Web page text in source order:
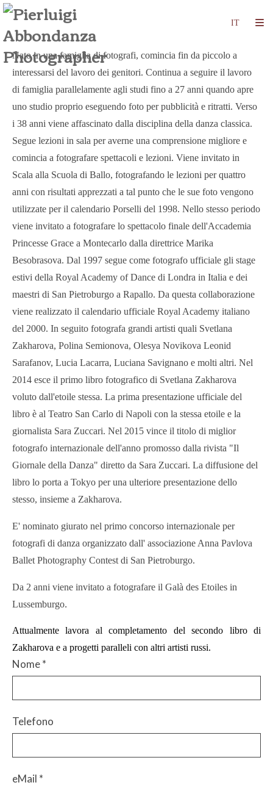
Nato in una famiglia di fotografi, comincia fin da piccolo a
interessarsi del lavoro dei genitori. Continua a seguire il lavoro
di famiglia parallelamente agli studi fino a 27 anni quando apre
uno studio proprio eseguendo foto per pubblicità e ritratti. Verso
i 38 anni viene affascinato dalla disciplina della danza classica.
Segue lezioni in sala per averne una comprensione migliore e
comincia a fotografare spettacoli e lezioni. Viene invitato in
Scala alla Scuola di Ballo, fotografando le lezioni per quattro
anni con risultati apprezzati a tal punto che le sue foto vengono
utilizzate per il calendario Porselli del 1998. Nello stesso periodo
viene invitato a fotografare lo spettacolo finale dell'Accademia
Princesse Grace a Montecarlo dalla direttrice Marika
Besobrasova. Dal 1997 segue come fotografo ufficiale gli stage
estivi della Royal Academy of Dance di Londra in Italia e dei
maestri di San Pietroburgo a Rapallo. Da questa collaborazione
viene realizzato il calendario ufficiale Royal Academy italiano
del 2000. In seguito fotografa grandi artisti quali Svetlana
Zakharova, Polina Semionova, Olesya Novikova Leonid
Sarafanov, Lucia Lacarra, Luciana Savignano e molti altri. Nel
2014 esce il primo libro fotografico di Svetlana Zakharova
voluto dall'etoile stessa. La prima presentazione ufficiale del
libro è al Teatro San Carlo di Napoli con la stessa etoile e la
giornalista Sara Zuccari. Nel 2015 vince il titolo di miglior
fotografo internazionale dell'anno promosso dalla rivista "Il
Giornale della Danza" diretto da Sara Zuccari. La diffusione del
libro lo porta a Tokyo per una ulteriore presentazione dello
stesso, insieme a Zakharova.
E' nominato giurato nel primo concorso internazionale per
fotografi di danza organizzato dall' associazione Anna Pavlova
Ballet Photography Contest di San Pietroburgo.
Da 2 anni viene invitato a fotografare il Galà des Etoiles in
Lussemburgo.
Attualmente lavora al completamento del secondo libro di
Zakharova e a progetti paralleli con altri artisti russi.
Nome*
Telefono
eMail *